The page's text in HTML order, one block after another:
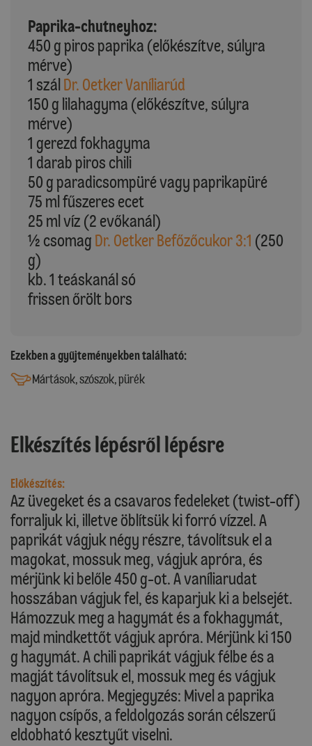
Paprika-chutneyhoz:
450 g piros paprika (előkészítve, súlyra
mérve)
1 szálDr. Oetker Vaníliarúd
150 g lilahagyma (előkészítve, súlyra
mérve)
1 gerezd fokhagyma
1 darab piros chili
50 g paradicsompüré vagy paprikapüré
75 ml fűszeres ecet
25 ml víz (2 evőkanál)
½ csomag Dr. Oetker Befőzőcukor 3:1 (250
g)
kb. 1 teáskanál só
frissen őrölt bors
Ezekben a gyűjteményekben található:
Mártások, szószok, pürék
Elkészítés lépésről lépésre
Előkészítés:
Az üvegeket és a csavaros fedeleket (twist-off)
forraljuk ki, illetve öblítsük ki forró vízzel. A
paprikát vágjuk négy részre, távolítsuk el a
magokat, mossuk meg, vágjuk apróra, és
mérjünk ki belőle 450 g-ot. A vaníliarudat
hosszában vágjuk fel, és kaparjuk ki a belsejét.
Hámozzuk meg a hagymát és a fokhagymát,
majd mindkettőt vágjuk apróra. Mérjünk ki 150
g hagymát. A chili paprikát vágjuk félbe és a
magját távolítsuk el, mossuk meg és vágjuk
nagyon apróra. Megjegyzés: Mivel a paprika
nagyon csípős, a feldolgozás során célszerű
eldobható kesztyűt viselni.